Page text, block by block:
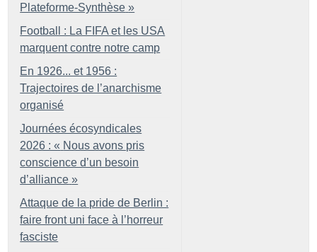
Plateforme-Synthèse »
Football : La FIFA et les USA
marquent contre notre camp
En 1926... et 1956 :
Trajectoires de l’anarchisme
organisé
Journées écosyndicales
2026 : « Nous avons pris
conscience d’un besoin
d’alliance »
Attaque de la pride de Berlin :
faire front uni face à l’horreur
fasciste